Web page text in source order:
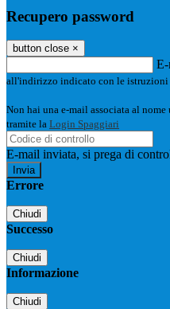
Recupero password
button close ×
all'indirizzo indicato con le istruzioni
Non hai una e-mail associata al
tramite la Login Spaggiari
E-mail inviata, si prega di
Errore
Chiudi
Successo
Chiudi
Informazione
Chiudi